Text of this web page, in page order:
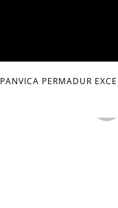
PANVICA PERMADUR